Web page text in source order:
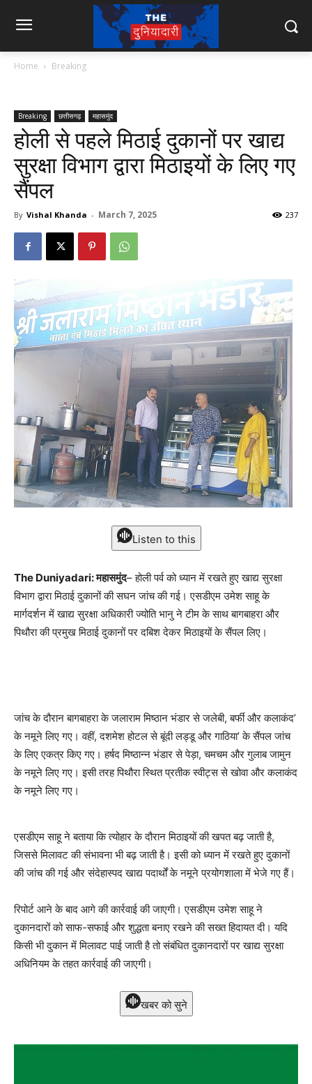
Home Breaking
Breaking छत्तीसगढ़ महासमुंद
होली से पहले मिठाई दुकानों पर खाद्य
सुरक्षा विभाग द्वारा मिठाइयों के लिए गए
सैंपल
By Vishal Khanda - March 7, 2025 237
Listen to this
The Duniyadari: महासमुंद– होली पर्व को ध्यान में रखते हुए खाद्य सुरक्षा
विभाग द्वारा मिठाई दुकानों की सघन जांच की गई। एसडीएम उमेश साहू के
मार्गदर्शन में खाद्य सुरक्षा अधिकारी ज्योति भानु ने टीम के साथ बागबाहरा और
पिथौरा की प्रमुख मिठाई दुकानों पर दबिश देकर मिठाइयों के सैंपल लिए।
जांच के दौरान बागबाहरा के जलाराम मिष्ठान भंडार से जलेबी, बर्फी और कलाकंद’
के नमूने लिए गए। वहीं, दशमेश होटल से बूंदी लड्डू और गाठिया’ के सैंपल जांच
के लिए एकत्र किए गए। हर्षद मिष्ठान्न भंडार से पेड़ा, चमचम और गुलाब जामुन
के नमूने लिए गए। इसी तरह पिथौरा स्थित प्रतीक स्वीट्स से खोवा और कलाकंद
के नमूने लिए गए।
एसडीएम साहू ने बताया कि त्योहार के दौरान मिठाइयों की खपत बढ़ जाती है,
जिससे मिलावट की संभावना भी बढ़ जाती है। इसी को ध्यान में रखते हुए दुकानों
की जांच की गई और संदेहास्पद खाद्य पदार्थों के नमूने प्रयोगशाला में भेजे गए हैं।
रिपोर्ट आने के बाद आगे की कार्रवाई की जाएगी। एसडीएम उमेश साहू ने
दुकानदारों को साफ-सफाई और शुद्धता बनाए रखने की सख्त हिदायत दी। यदि
किसी भी दुकान में मिलावट पाई जाती है तो संबंधित दुकानदारों पर खाद्य सुरक्षा
अधिनियम के तहत कार्रवाई की जाएगी।
खबर को सुने